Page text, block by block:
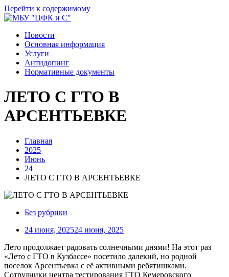
Перейти к содержимому
Новости
Основная информация
Услуги
Антидопинг
Нормативные документы
ЛЕТО С ГТО В
АРСЕНТЬЕВКЕ
Главная
2025
Июнь
24
ЛЕТО С ГТО В АРСЕНТЬЕВКЕ
Без рубрики
24 июня, 202524 июня, 2025
Лето продолжает радовать солнечными днями! На этот раз
«Лето с ГТО в Кузбассе» посетило далекий, но родной
поселок Арсентьевка с её активными ребятишками.
Сотрудники центра тестирования ГТО Кемеровского